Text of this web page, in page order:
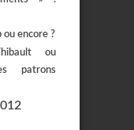
ou encore ?
ou
patrons